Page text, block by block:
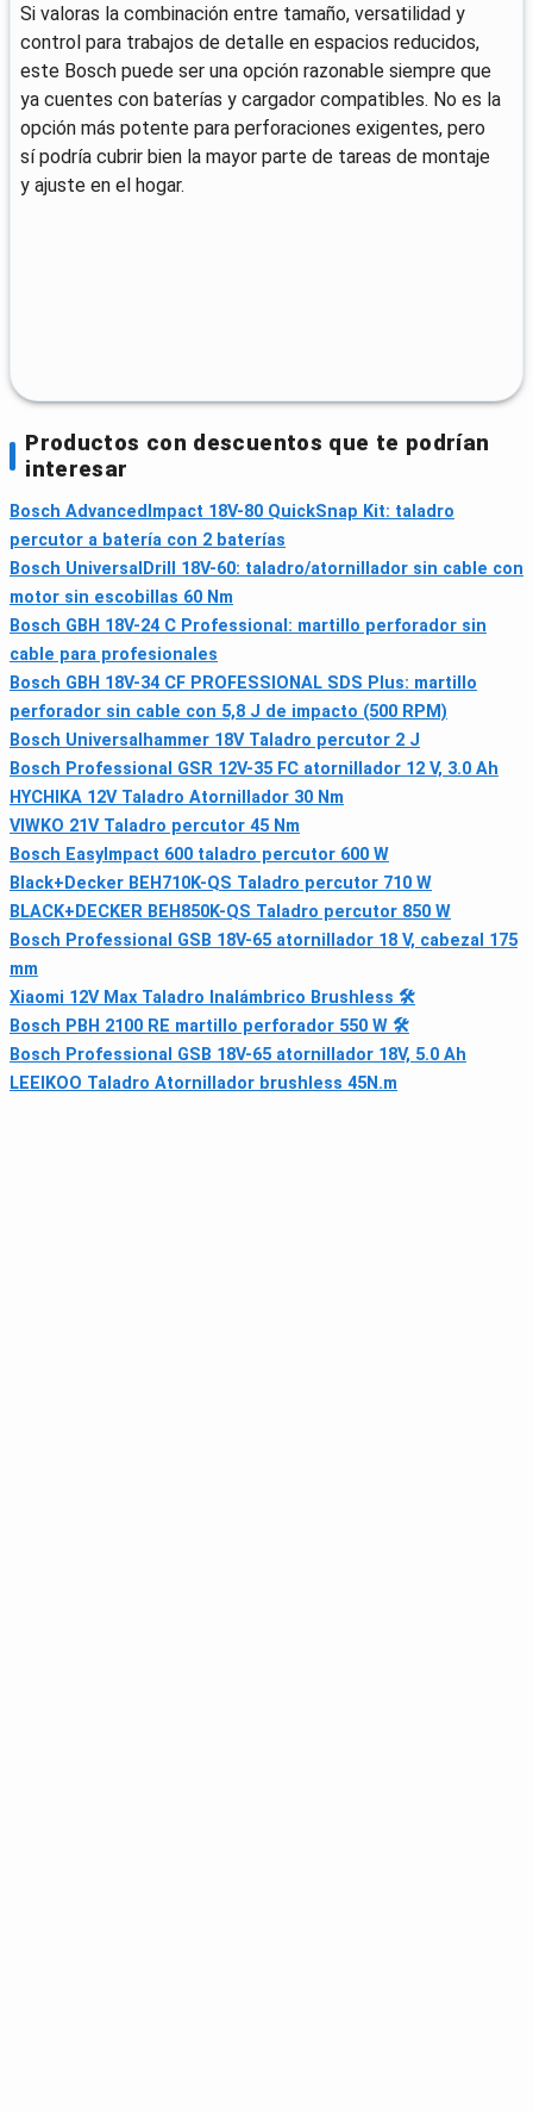
Si valoras la combinación entre tamaño, versatilidad y
control para trabajos de detalle en espacios reducidos,
este Bosch puede ser una opción razonable siempre que
ya cuentes con baterías y cargador compatibles. No es la
opción más potente para perforaciones exigentes, pero
sí podría cubrir bien la mayor parte de tareas de montaje
y ajuste en el hogar.
Productos con descuentos que te podrían
interesar
Bosch AdvancedImpact 18V-80 QuickSnap Kit: taladro
percutor a batería con 2 baterías
Bosch UniversalDrill 18V-60: taladro/atornillador sin cable con
motor sin escobillas 60 Nm
Bosch GBH 18V-24 C Professional: martillo perforador sin
cable para profesionales
Bosch GBH 18V-34 CF PROFESSIONAL SDS Plus: martillo
perforador sin cable con 5,8 J de impacto (500 RPM)
Bosch Universalhammer 18V Taladro percutor 2 J
Bosch Professional GSR 12V-35 FC atornillador 12 V, 3.0 Ah
HYCHIKA 12V Taladro Atornillador 30 Nm
VIWKO 21V Taladro percutor 45 Nm
Bosch EasyImpact 600 taladro percutor 600 W
Black+Decker BEH710K-QS Taladro percutor 710 W
BLACK+DECKER BEH850K-QS Taladro percutor 850 W
Bosch Professional GSB 18V-65 atornillador 18 V, cabezal 175
mm
Xiaomi 12V Max Taladro Inalámbrico Brushless 🛠
Bosch PBH 2100 RE martillo perforador 550 W 🛠
Bosch Professional GSB 18V-65 atornillador 18V, 5.0 Ah
LEEIKOO Taladro Atornillador brushless 45N.m